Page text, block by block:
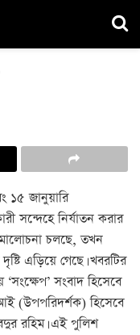
১৫ জানুয়ারি
সন্দেহে নির্যাতন করার
চলছে, তখন
এড়িয়ে গেছে। খবরটির
‘সংক্ষেপ’ সংবাদ হিসেবে
(উপপরিদর্শক) হিসেবে
রহিম। এই পুলিশ